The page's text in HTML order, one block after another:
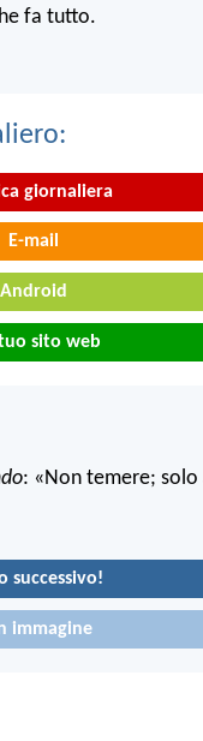
fa tutto.
giornaliera
E-mail
Android
sito web
: «Non temere; solo
successivo!
immagine